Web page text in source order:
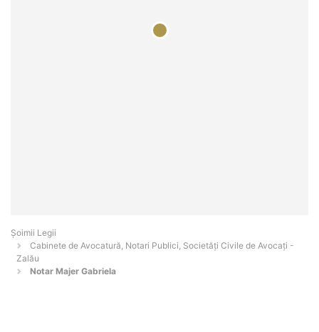
Șoimii Legii
Cabinete de Avocatură, Notari Publici, Societăți Civile de Avocați -
Zalău
Notar Majer Gabriela